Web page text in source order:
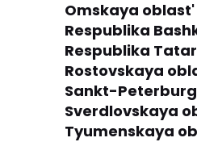
Omskaya oblast'
Respublika
Respublika
Rostovskaya
Sankt-Peterburg
Sverdlovskaya
Tyumenskaya